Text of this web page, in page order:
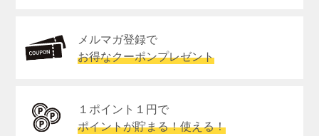
メルマガ登録で
お得なクーポンプレゼント
１ポイント１円で
ポイントが貯まる！使える！